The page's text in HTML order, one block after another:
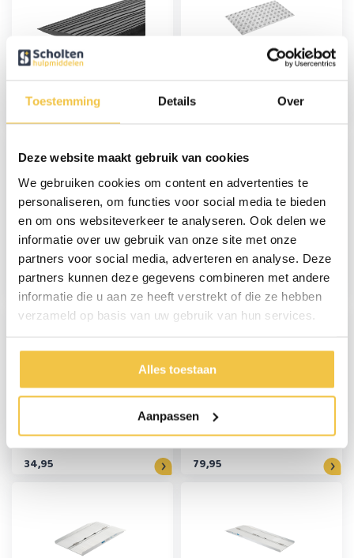
Toestemming Details Over
Deze website maakt gebruik van cookies
We gebruiken cookies om content en advertenties te
personaliseren, om functies voor social media te bieden
en om ons websiteverkeer te analyseren. Ook delen we
informatie over uw gebruik van onze site met onze
partners voor social media, adverteren en analyse. Deze
partners kunnen deze gegevens combineren met andere
informatie die u aan ze heeft verstrekt of die ze hebben
verzameld op basis van uw gebruik van hun services.
Alles toestaan
Aanpassen
Rubberen
20 mm)
Opvouwbare
oprijplaat aluminium -
122 cm
149,95
Rubberen
drempelhulp (1,2 cm -
12 mm)
22,95
34,95
Opvouwbare
oprijplaat aluminium -
61 cm
79,95